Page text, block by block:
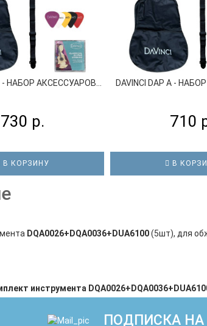
- НАБОР АКСЕССУАРОВ...
730 р.
В КОРЗИНУ
DAVINCI DAP A -
710
В
DQA0026+DQA0036+DUA6100(5шт), для
инструмента
ПОДПИСКА